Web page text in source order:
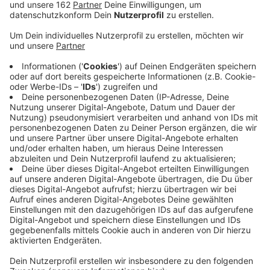
Veröffentlicht: Samstag, 13.07.2019 10:16
Anzeige
Seit der Nacht ist die wichtigste Bahnstrecke im
Ruhrgebiet gesperrt. Zwischen Essen und Duisburg
wird die Deutsche Bahn in den Sommerferien acht
verschiedene Bauprojekte umsetzen. Auf der Strecke
ist ein Busverkehr als Ersatz eingerichtet. Zwischen
Duisburg und Düsseldorf-Flughafen werden außerdem
die Fernbahngleise gesperrt. Regionalzüge und
Straßenbahnen werden umgeleitet oder fallen ganz
aus. Der Hauptbahnhof in Mülheim ist vom Nah- und
Fernverkehr komplett abgeschnitten. Die Deutsche
Bahn ersetzt unter anderem Weichen und erneuert